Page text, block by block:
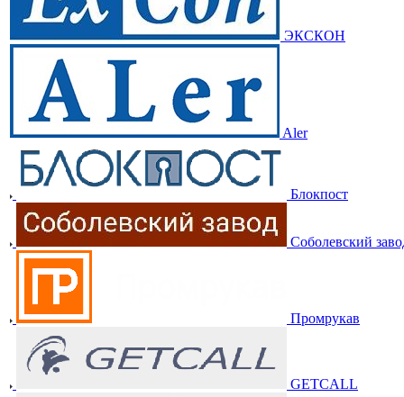
ЭКСКОН
Aler
Блокпост
Соболевский
Промрукав
GETCALL